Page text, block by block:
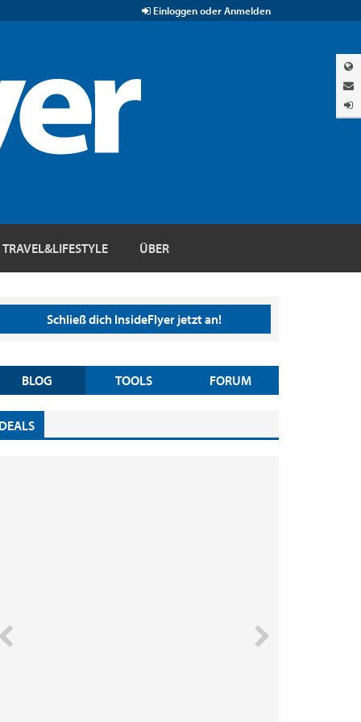
Einloggen oder Anmelden
TRAVEL&LIFESTYLE ÜBER
Schließ dich InsideFlyer jetzt an!
BLOG TOOLS FORUM
DEALS